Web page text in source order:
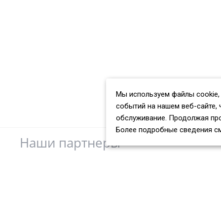
Наши партнеры
Мы используем файлы cookie,
событий на нашем веб-сайте,
обслуживание. Продолжая
Более подробные сведения